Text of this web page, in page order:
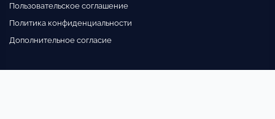
Пользовательское соглашение
Политика конфиденциальности
Дополнительное согласие